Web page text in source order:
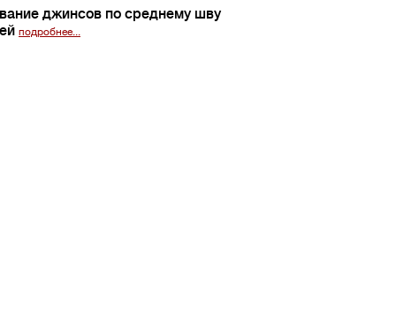
джинсов по среднему шву
подробнее...